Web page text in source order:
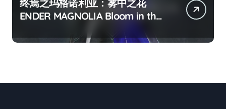
终焉之玛格诺利亚：雾中之花
ENDER MAGNOLIA Bloom in the